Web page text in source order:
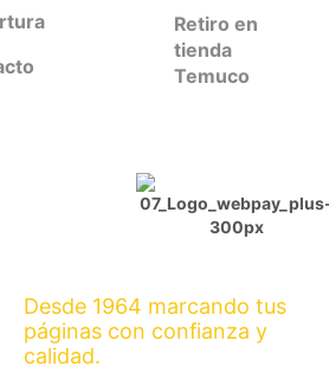
Retiro en
tienda
Temuco
Desde 1964 marcando tus
páginas con confianza y
calidad.